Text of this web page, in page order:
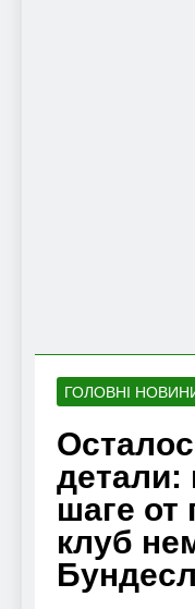
ГОЛОВНІ
детали:
шаге от
клуб